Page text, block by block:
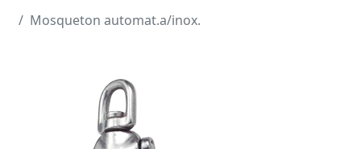
Mosqueton automat.a/inox.